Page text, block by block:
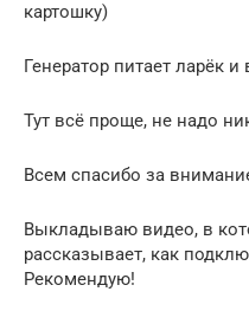
картошку)
Генератор питает ларёк и
Тут всё проще, не надо
Всем спасибо за
Выкладываю видео, в
рассказывает, как
Рекомендую!